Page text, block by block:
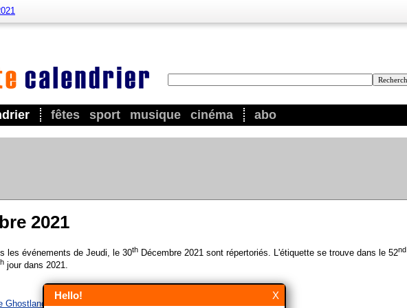
fêtes sport musique cinéma abo
2021
les événements de Jeudi, le 30th Décembre 2021 sont répertoriés. L'étiquette se trouve dans le 52nd
jour dans 2021.
Ghostland
X
Hello!